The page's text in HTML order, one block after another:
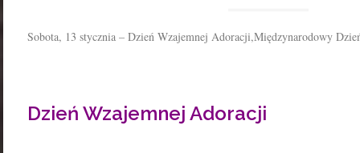
Sobota, 13 stycznia – Dzień Wzajemnej Adoracji,Międzynarodowy
Dzień Wzajemnej Adoracji